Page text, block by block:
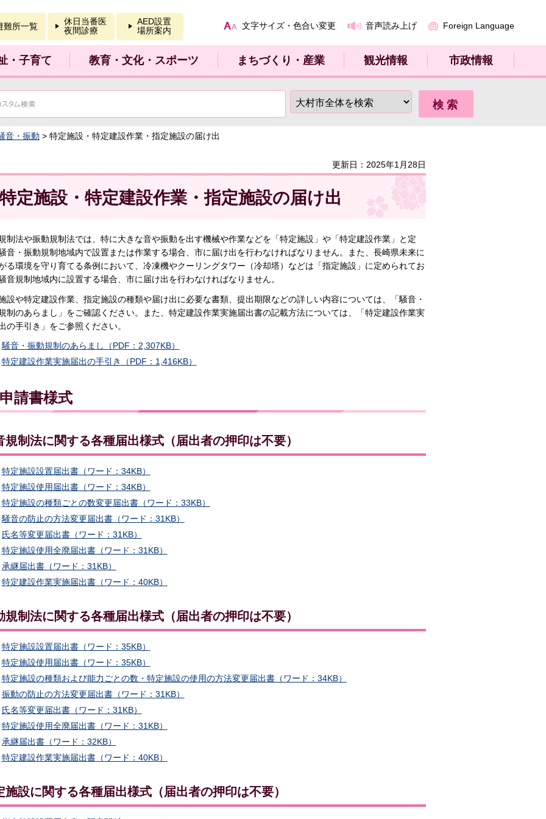
難所一覧
休日当番医
夜間診療
AED設置
場所案内
文字サイズ・色合い変更 音声読み上げ Foreign Language
・子育て 教育・文化・スポーツ まちづくり・産業 観光情報 市政情報
音・振動 > 特定施設・特定建設作業・指定施設の届け出
更新日：2025年1月28日
特定施設・特定建設作業・指定施設の届け出
制法や振動規制法では、特に大きな音や振動を出す機械や作業などを「特定施設」や「特定建設作業」と定
音・振動規制地域内で設置または作業する場合、市に届け出を行わなければなりません。また、長崎県未来に
る環境を守り育てる条例において、冷凍機やクーリングタワー（冷却塔）などは「指定施設」に定められてお
音規制地域内に設置する場合、市に届け出を行わなければなりません。
設や特定建設作業、指定施設の種類や届け出に必要な書類、提出期限などの詳しい内容については、「騒音・
制のあらまし」をご確認ください。また、特定建設作業実施届出書の記載方法については、「特定建設作業実
の手引き」をご参照ください。
騒音・振動規制のあらまし（PDF：2,307KB）
特定建設作業実施届出の手引き（PDF：1,416KB）
申請書様式
規制法に関する各種届出様式（届出者の押印は不要）
特定施設設置届出書（ワード：34KB）
特定施設使用届出書（ワード：34KB）
特定施設の種類ごとの数変更届出書（ワード：33KB）
騒音の防止の方法変更届出書（ワード：31KB）
氏名等変更届出書（ワード：31KB）
特定施設使用全廃届出書（ワード：31KB）
承継届出書（ワード：31KB）
特定建設作業実施届出書（ワード：40KB）
規制法に関する各種届出様式（届出者の押印は不要）
特定施設設置届出書（ワード：35KB）
特定施設使用届出書（ワード：35KB）
特定施設の種類および能力ごとの数・特定施設の使用の方法変更届出書（ワード：34KB）
振動の防止の方法変更届出書（ワード：31KB）
氏名等変更届出書（ワード：31KB）
特定施設使用全廃届出書（ワード：31KB）
承継届出書（ワード：32KB）
特定建設作業実施届出書（ワード：40KB）
施設に関する各種届出様式（届出者の押印は不要）